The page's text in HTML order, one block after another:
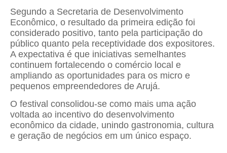
Segundo a Secretaria de Desenvolvimento
Econômico, o resultado da primeira edição foi
considerado positivo, tanto pela participação do
público quanto pela receptividade dos expositores.
A expectativa é que iniciativas semelhantes
continuem fortalecendo o comércio local e
ampliando as oportunidades para os micro e
pequenos empreendedores de Arujá.
O festival consolidou-se como mais uma ação
voltada ao incentivo do desenvolvimento
econômico da cidade, unindo gastronomia, cultura
e geração de negócios em um único espaço.